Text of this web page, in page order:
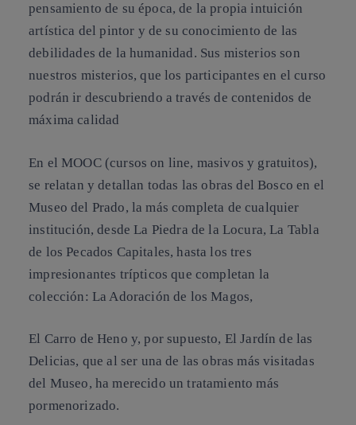
pensamiento de su época, de la propia intuición
artística del pintor y de su conocimiento de las
debilidades de la humanidad. Sus misterios son
nuestros misterios, que los participantes en el curso
podrán ir descubriendo a través de contenidos de
máxima calidad
En el MOOC (cursos on line, masivos y gratuitos),
se relatan y detallan todas las obras del Bosco en el
Museo del Prado, la más completa de cualquier
institución, desde La Piedra de la Locura, La Tabla
de los Pecados Capitales, hasta los tres
impresionantes trípticos que completan la
colección: La Adoración de los Magos,
El Carro de Heno y, por supuesto, El Jardín de las
Delicias, que al ser una de las obras más visitadas
del Museo, ha merecido un tratamiento más
pormenorizado.